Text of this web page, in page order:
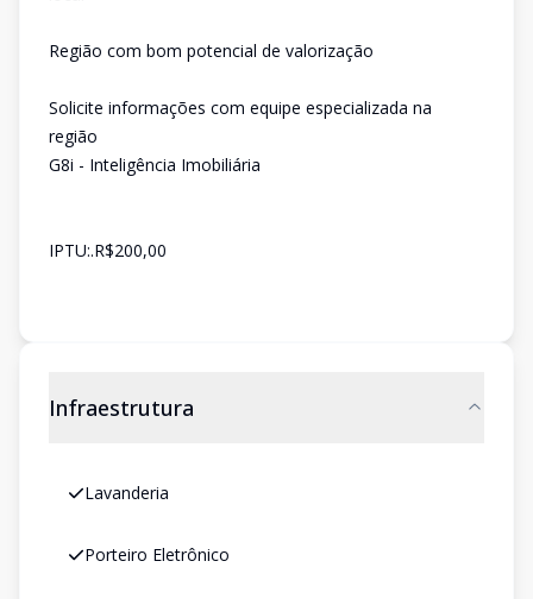
Região com bom potencial de valorização
Solicite informações com equipe especializada na
região
G8i - Inteligência Imobiliária
IPTU:.R$200,00
Infraestrutura
Lavanderia
Porteiro Eletrônico